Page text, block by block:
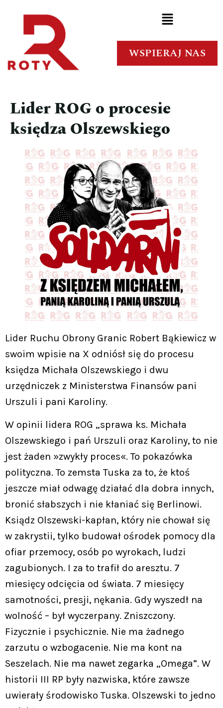
WSPIERAJ NAS
Lider ROG o procesie
księdza Olszewskiego
Lider Ruchu Obrony Granic Robert Bąkiewicz w
swoim wpisie na X odniósł się do procesu
księdza Michała Olszewskiego i dwu
urzędniczek z Ministerstwa Finansów pani
Urszuli i pani Karoliny.
W opinii lidera ROG „sprawa ks. Michała
Olszewskiego i pań Urszuli oraz Karoliny, to nie
jest żaden »zwykły proces«. To pokazówka
polityczna. To zemsta Tuska za to, że ktoś
jeszcze miał odwagę działać dla dobra innych,
bronić słabszych i nie kłaniać się Berlinowi.
Ksiądz Olszewski-kapłan, który nie chował się
w zakrystii, tylko budował ośrodek pomocy dla
ofiar przemocy, osób po wyrokach, ludzi
zagubionych. I za to trafił do aresztu. 7
miesięcy odcięcia od świata. 7 miesięcy
samotności, presji, nękania. Gdy wyszedł na
wolność – był wyczerpany. Zniszczony.
Fizycznie i psychicznie. Nie ma żadnego
zarzutu o wzbogacenie. Nie ma kont na
Seszelach. Nie ma nawet zegarka „Omega”. W
historii III RP były nazwiska, które zawsze
uwierały środowisko Tuska. Olszewski to jedno